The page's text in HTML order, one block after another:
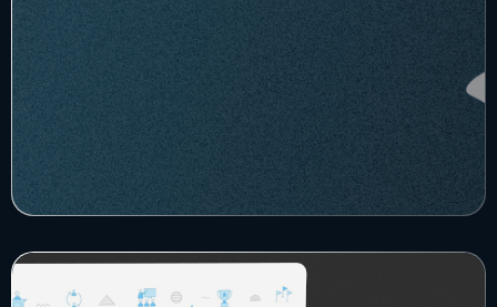
Direkt
О нас
Заполнить
бриф